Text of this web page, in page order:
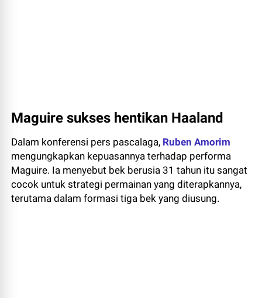
Maguire sukses hentikan Haaland
Dalam konferensi pers pascalaga, Ruben Amorim
mengungkapkan kepuasannya terhadap performa
Maguire. Ia menyebut bek berusia 31 tahun itu sangat
cocok untuk strategi permainan yang diterapkannya,
terutama dalam formasi tiga bek yang diusung.